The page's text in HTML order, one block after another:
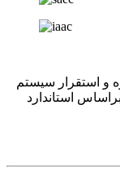
و استقرار سیستم
استاندارد